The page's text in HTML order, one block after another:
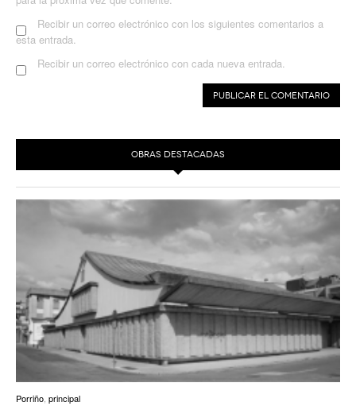
Recibir un correo electrónico con los siguientes comentarios a
esta entrada.
Recibir un correo electrónico con cada nueva entrada.
OBRAS DESTACADAS
Porriño, principal